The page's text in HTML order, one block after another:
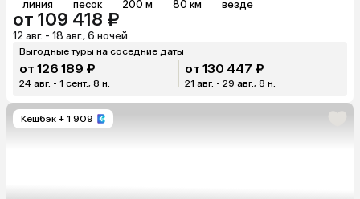
линия песок 200 м 80 км везде
от 109 418 ₽
12 авг. - 18 авг., 6 ночей
Выгодные туры на соседние даты
от 126 189 ₽
24 авг. - 1 сент., 8 н.
от 130 447 ₽
21 авг. - 29 авг., 8 н.
Кешбэк + 1 909